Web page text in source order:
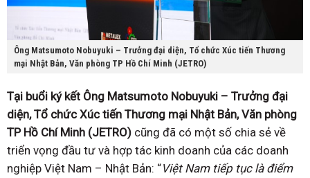
Ông Matsumoto Nobuyuki – Trưởng đại diện, Tổ chức Xúc tiến Thương
mại Nhật Bản, Văn phòng TP Hồ Chí Minh (JETRO)
Tại buổi ký kết Ông Matsumoto Nobuyuki – Trưởng đại
diện, Tổ chức Xúc tiến Thương mại Nhật Bản, Văn phòng
TP Hồ Chí Minh (JETRO) cũng đã có một số chia sẻ về
triển vọng đầu tư và hợp tác kinh doanh của các doanh
nghiệp Việt Nam – Nhật Bản: “Việt Nam tiếp tục là điểm